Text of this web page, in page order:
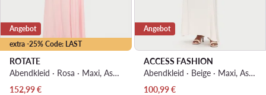
extra -25% Code: LAST
Angebot
ROTATE
Abendkleid · Rosa · Maxi, Asymmetrisch
Aktueller Preis
152,99€
Angebot
ACCESS FASHION
Abendkleid · Beige · Maxi, Asymmetrisch
Aktueller Preis
100,99€